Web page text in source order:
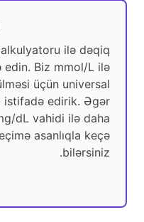
ilə dəqiq
edin. Biz mmol/L ilə
üçün universal
istifadə edirik. Əgər
dL vahidi ilə daha
asanlıqla keçə
bilərsiniz.